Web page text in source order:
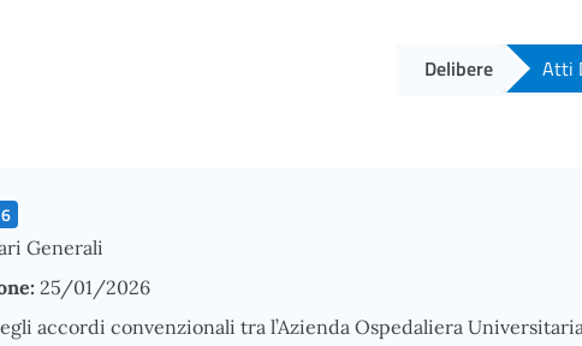
Delibere Atti
Generali
25/01/2026
accordi convenzionali tra l’Azienda Ospedaliera